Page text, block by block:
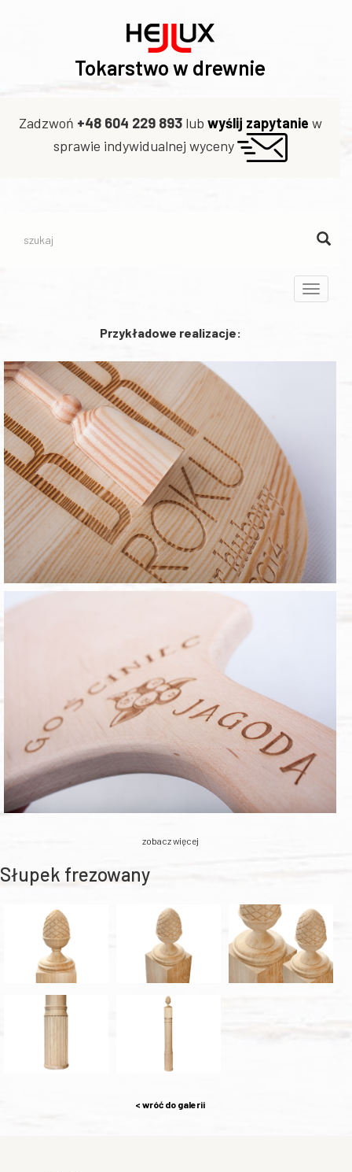
Tokarstwo w drewnie
Zadzwoń +48 604 229 893lub wyślij zapytanie w
sprawie indywidualnej wyceny
Toggle
Przykładowe realizacje:
zobacz więcej
Słupek frezowany
< wróć do galerii